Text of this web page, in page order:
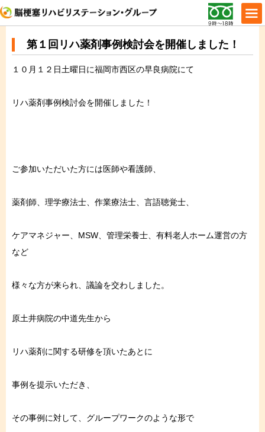
第１回リハ薬剤事例検討会を開催しました！
１０月１２日土曜日に福岡市西区の早良病院にて
リハ薬剤事例検討会を開催しました！
ご参加いただいた方には医師や看護師、
薬剤師、理学療法士、作業療法士、言語聴覚士、
ケアマネジャー、MSW、管理栄養士、有料老人ホーム運営の方
など
様々な方が来られ、議論を交わしました。
原土井病院の中道先生から
リハ薬剤に関する研修を頂いたあとに
事例を提示いただき、
その事例に対して、グループワークのような形で